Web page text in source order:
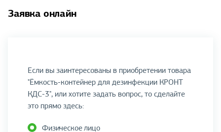
Заявка онлайн
Если вы заинтересованы в приобретении товара
"Ёмкость-контейнер для дезинфекции КРОНТ
КДС-3", или хотите задать вопрос, то сделайте
это прямо здесь:
Физическое лицо